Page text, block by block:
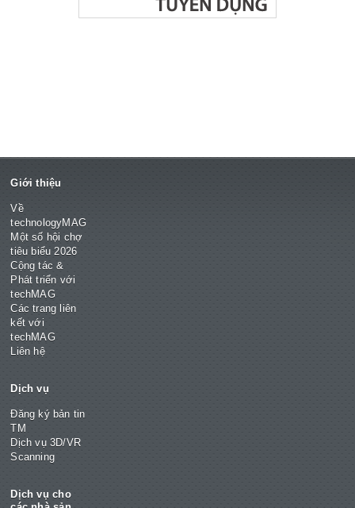
Giới thiệu
Về
technologyMAG
Một số hội chợ
tiêu biểu 2026
Cộng tác &
Phát triển với
techMAG
Các trang liên
kết với
techMAG
Liên hệ
Dịch vụ
Đăng ký bản tin
TM
Dịch vụ 3D/VR
Scanning
Dịch vụ cho